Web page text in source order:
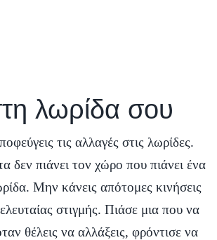
λωρίδα σου
τις αλλαγές στις λωρίδες.
δεν πιάνει τον χώρο που πιάνει ένα
Μην κάνεις απότομες κινήσεις
στιγμής. Πιάσε μια που να
θέλεις να αλλάξεις, φρόντισε να